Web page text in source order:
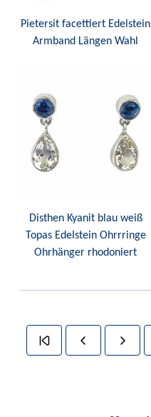
Pietersit facettiert Edelstein
Armband Längen Wahl
Disthen Kyanit blau weiß
Topas Edelstein Ohrrringe
Ohrhänger rhodoniert